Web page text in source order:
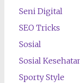
Seni Digital
SEO Tricks
Sosial
Sosial
Sporty Style